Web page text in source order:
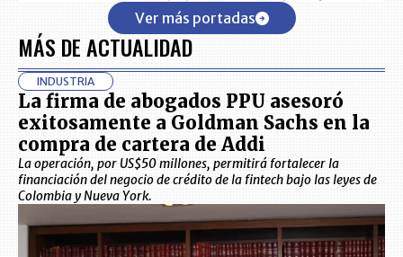
Ver más portadas
MÁS DE ACTUALIDAD
INDUSTRIA
La firma de abogados PPU asesoró
exitosamente a Goldman Sachs en la
compra de cartera de Addi
La operación, por US$50 millones, permitirá fortalecer la
financiación del negocio de crédito de la fintech bajo las leyes de
Colombia y Nueva York.